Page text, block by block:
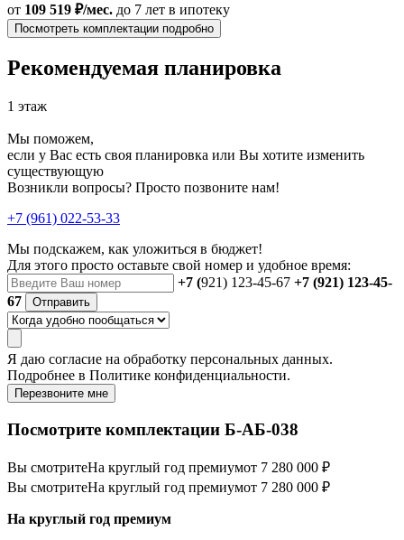
от 109 519 ₽/мес. до 7 лет в ипотеку
Посмотреть комплектации подробно
Рекомендуемая планировка
1 этаж
Мы поможем,
если у Вас есть своя планировка или Вы хотите изменить
существующую
Возникли вопросы? Просто позвоните нам!
+7 (961) 022-53-33
Мы подскажем, как уложиться в бюджет!
Для этого просто оставьте свой номер и удобное время:
+7 (921) 123-45-67 +7 (921) 123-45-
67
Отправить
Я даю согласие на обработку персональных данных.
Подробнее в Политике конфиденциальности.
Перезвоните мне
Посмотрите комплектации Б-АБ-038
Вы смотритеНа круглый год премиумот 7 280 000 ₽
Вы смотритеНа круглый год премиумот 7 280 000 ₽
На круглый год премиум